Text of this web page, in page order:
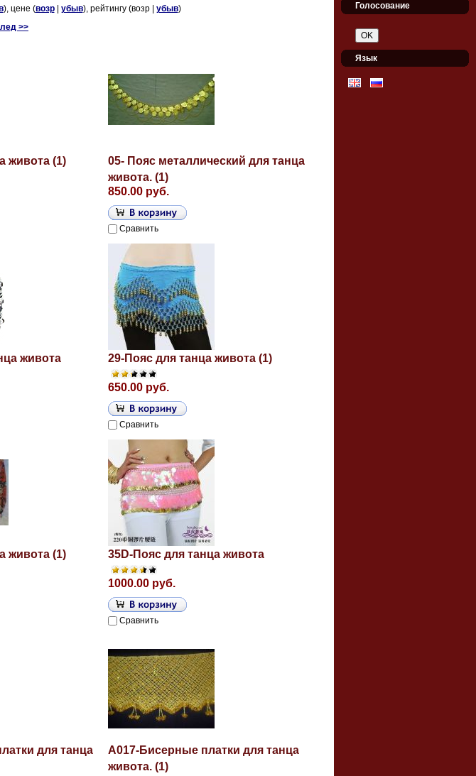
), цене (возр| убыв), рейтингу (возр | убыв)
>>
живота (1)
05- Пояс металлический для танца
живота. (1)
850.00 руб.
Сравнить
живота
29-Пояс для танца живота (1)
650.00 руб.
Сравнить
живота (1) 35D-Пояс для танца живота
1000.00 руб.
Сравнить
для танца
A017-Бисерные платки для танца
живота. (1)
Голосование
Язык